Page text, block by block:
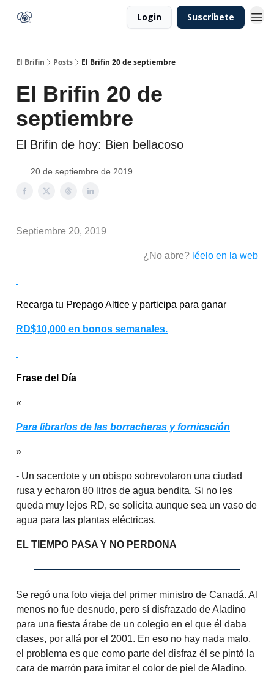
Login Suscríbete
El Brifin Posts El Brifin 20 de septiembre
El Brifin 20 de
septiembre
El Brifin de hoy: Bien bellacoso
20 de septiembre de 2019
Septiembre 20, 2019
¿No abre? léelo en la web
Recarga tu Prepago Altice y participa para ganar
RD$10,000 en bonos semanales.
Frase del Día
«
Para librarlos de las borracheras y fornicación
»
- Un sacerdote y un obispo sobrevolaron una ciudad
rusa y echaron 80 litros de agua bendita. Si no les
queda muy lejos RD, se solicita aunque sea un vaso de
agua para las plantas eléctricas.
EL TIEMPO PASA Y NO PERDONA
Se regó una foto vieja del primer ministro de Canadá. Al
menos no fue desnudo, pero sí disfrazado de Aladino
para una fiesta árabe de un colegio en el que él daba
clases, por allá por el 2001. En eso no hay nada malo,
el problema es que como parte del disfraz él se pintó la
cara de marrón para imitar el color de piel de Aladino.